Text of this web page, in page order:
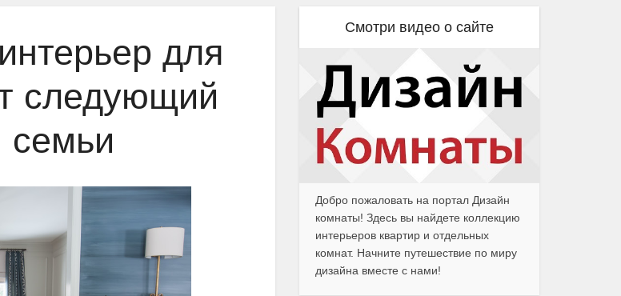
для
следующий
семьи
Смотри видео о сайте
Добро пожаловать на портал Дизайн
комнаты! Здесь вы найдете коллекцию
интерьеров квартир и отдельных
комнат. Начните путешествие по миру
дизайна вместе с нами!